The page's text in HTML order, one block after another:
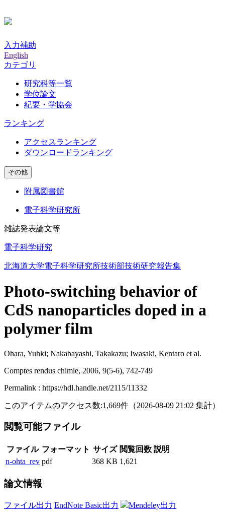
入力補助
English
カテゴリ
研究科等一覧
学位論文
紀要・学協会
ランキング
アクセスランキング
ダウンロードランキング
その他
附属図書館
電子科学研究所
雑誌発表論文等
電子科学研究
北海道大学電子科学研究所技術部技術研究報告集
Photo-switching behavior of
CdS nanoparticles doped in a
polymer film
Ohara, Yuhki; Nakabayashi, Takakazu; Iwasaki, Kentaro et al.
Comptes rendus chimie, 2006, 9(5-6), 742-749
Permalink : https://hdl.handle.net/2115/11332
このアイテムのアクセス数:1,669件 （2026-08-09 21:02 集計）
閲覧可能ファイル
ファイル フォーマット サイズ 閲覧回数 説明
n-ohta_rev pdf 368 KB 1,621
論文情報
ファイル出力 EndNote Basic出力 Mendeley出力